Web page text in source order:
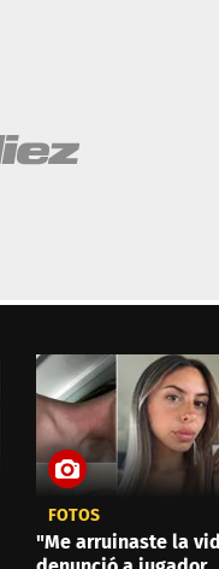
FOTOS
"Me arruinaste la